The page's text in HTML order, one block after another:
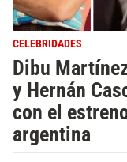
CELEBRIDADES
Dibu
y Hernán
con el
argentina